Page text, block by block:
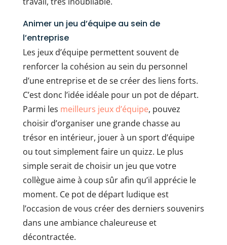
Animer un jeu d’équipe au sein de
l’entreprise
Les jeux d’équipe permettent souvent de
renforcer la cohésion au sein du personnel
d’une entreprise et de se créer des liens forts.
C’est donc l’idée idéale pour un pot de départ.
Parmi les meilleurs jeux d’équipe, pouvez
choisir d’organiser une grande chasse au
trésor en intérieur, jouer à un sport d’équipe
ou tout simplement faire un quizz. Le plus
simple serait de choisir un jeu que votre
collègue aime à coup sûr afin qu’il apprécie le
moment. Ce pot de départ ludique est
l’occasion de vous créer des derniers souvenirs
dans une ambiance chaleureuse et
décontractée.